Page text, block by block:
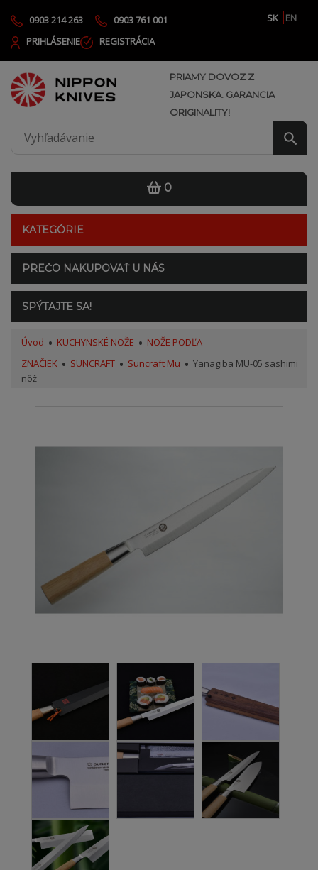
0903 214 263 0903 761 001 SK
EN
PRIHLÁSENIE
REGISTRÁCIA
PRIAMY DOVOZ Z
JAPONSKA. GARANCIA
ORIGINALITY!
0
KATEGÓRIE
PREČO NAKUPOVAŤ U NÁS
SPÝTAJTE SA!
Úvod KUCHYNSKÉ NOŽE
NOŽE PODĽA
ZNAČIEK
SUNCRAFT Suncraft Mu
Yanagiba MU-05 sashimi
nôž